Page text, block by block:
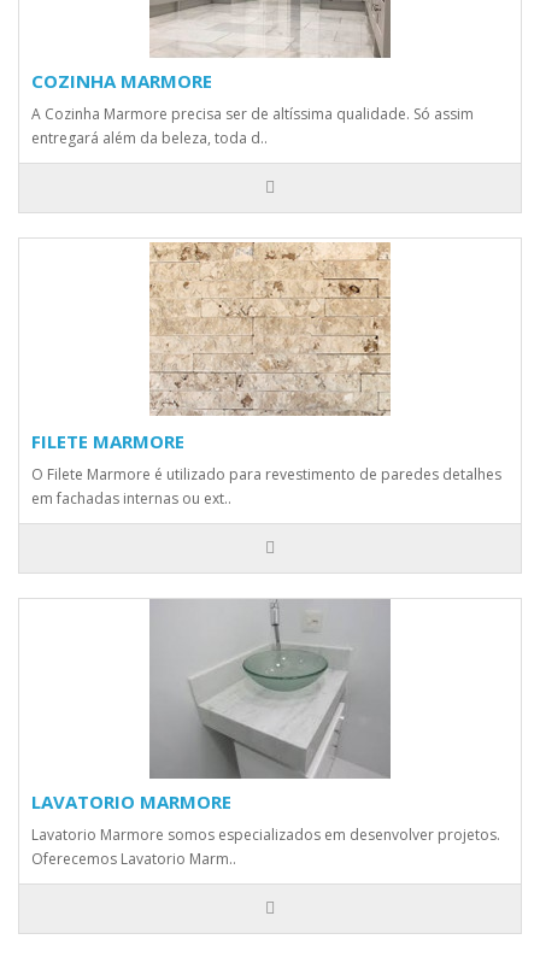
COZINHA MARMORE
A Cozinha Marmore precisa ser de altíssima qualidade. Só assim
entregará além da beleza, toda d..
FILETE MARMORE
O Filete Marmore é utilizado para revestimento de paredes detalhes
em fachadas internas ou ext..
LAVATORIO MARMORE
Lavatorio Marmore somos especializados em desenvolver projetos.
Oferecemos Lavatorio Marm..